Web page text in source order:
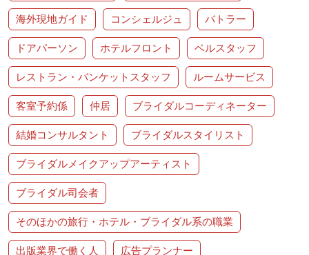
海外現地ガイド コンシェルジュ バトラー
ドアパーソン ホテルフロント ベルスタッフ
レストラン・バンケットスタッフ ルームサービス
客室予約係 仲居 ブライダルコーディネーター
結婚コンサルタント ブライダルスタイリスト
ブライダルメイクアップアーティスト
ブライダル司会者
そのほかの旅行・ホテル・ブライダル系の職業
出版業界で働く人 広告プランナー